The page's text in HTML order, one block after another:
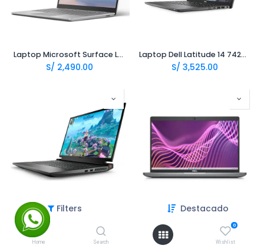
Filters Destacado
Home Search
0
Wishlist
Laptop Microsoft Surface Laptop Go Intel Core i5-1035G1 12.5 tactil 8Gb 256Gb
S/ 2,490.00
Laptop Dell Latitude 14 7420 14.0 FHD i5-1135G7 8Gb 256Gb - R
S/ 3,525.00
S/